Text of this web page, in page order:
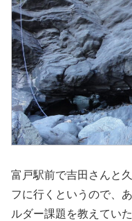
富戸駅前で吉田さんと
フに行くというので、
ルダー課題を教えていた